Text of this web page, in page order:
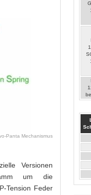
Panta Mechanismus
Versionen
um die
Tension Feder